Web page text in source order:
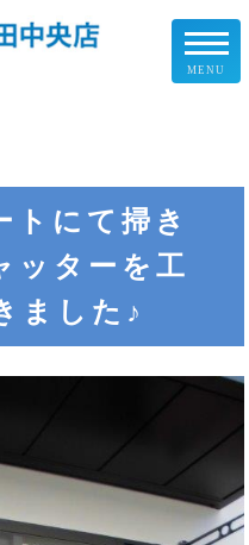
様の声
工事例
ッフ紹介
フブログ
MENU
トにて掃き
ッターを工
ました♪